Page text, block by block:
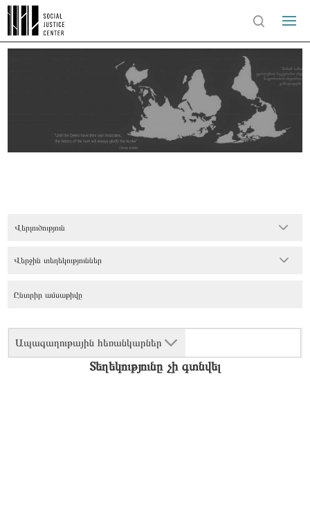
Վերլուծություն
Ապագաղութային հեռանկարներ
Վերջին տեղեկություններ
Տեղեկությունը չի գտնվել